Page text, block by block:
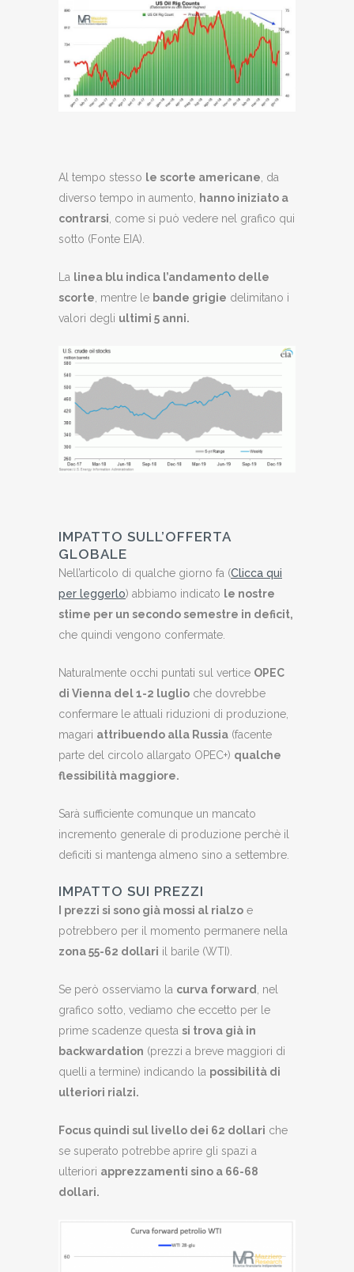
Al tempo stesso le scorte americane , da
diverso tempo in aumento,
hanno iniziato a
contrarsi , come si può vedere nel grafico qui
sotto (Fonte EIA).
La linea blu indica l’andamento delle
scorte , mentre le bande grigie delimitano i
valori degli ultimi 5 anni.
IMPATTO SULL’OFFERTA
GLOBALE
Nell’articolo di qualche giorno fa (Clicca qui
per leggerlo) abbiamo indicato le nostre
stime per un secondo semestre in deficit,
che quindi vengono confermate.
Naturalmente occhi puntati sul vertice OPEC
di Vienna del 1-2 luglio che dovrebbe
confermare le attuali riduzioni di produzione,
magari attribuendo alla Russia (facente
parte del circolo allargato OPEC+) qualche
flessibilità maggiore.
Sarà sufficiente comunque un mancato
incremento generale di produzione perchè il
deficiti si mantenga almeno sino a settembre.
IMPATTO SUI PREZZI
I prezzi si sono già mossi al rialzo e
potrebbero per il momento permanere nella
zona 55-62 dollari il barile (WTI).
Se però osserviamo la curva forward
, nel
grafico sotto, vediamo che eccetto per le
prime scadenze questa si trova già in
backwardation (prezzi a breve maggiori di
quelli a termine) indicando la possibilità di
ulteriori rialzi.
Focus quindi sul livello dei 62 dollari che
se superato potrebbe aprire gli spazi a
ulteriori apprezzamenti sino a 66-68
dollari.